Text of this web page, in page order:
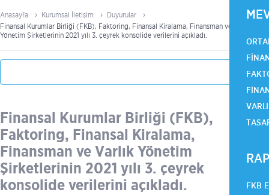
FKB
Anasayfa Kurumsal İletişim
Duyurular
Finansal Kurumlar Birliği (FKB), Faktoring, Finansal Kiralama, Finansman ve Varlık
Yönetim Şirketlerinin 2021 yılı 3. çeyrek konsolide verilerini açıkladı.
Finansal Kurumlar Birliği (FKB),
Faktoring, Finansal Kiralama,
Finansman ve Varlık Yönetim
Şirketlerinin 2021 yılı 3. çeyrek
konsolide verilerini açıkladı.